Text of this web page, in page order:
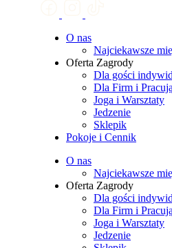
O nas
Najciekawsze
Oferta Zagrody
Dla gości
Dla Firm i
Joga i Warsztaty
Jedzenie
Sklepik
Pokoje i Cennik
O nas
Najciekawsze
Oferta Zagrody
Dla gości
Dla Firm i
Joga i Warsztaty
Jedzenie